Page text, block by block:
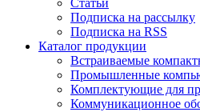
Статьи
Подписка на рассылку
Подписка на RSS
Каталог продукции
Встраиваемые
Промышленные
Комплектующие для
Коммуникационное